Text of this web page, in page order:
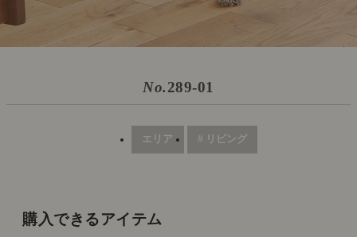
No.289-01
エリア # リビング
購入できるアイテム